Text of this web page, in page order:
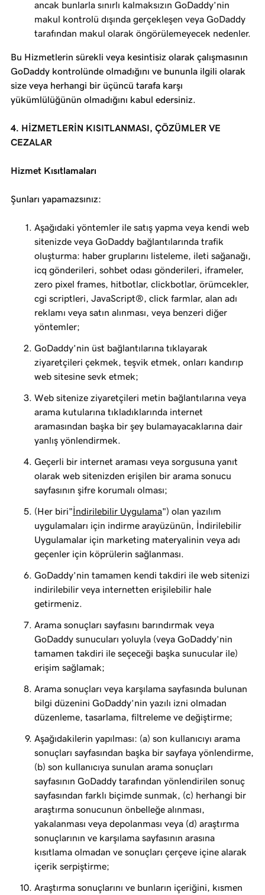
ancak bunlarla sınırlı kalmaksızın GoDaddy’nin
makul kontrolü dışında gerçekleşen veya GoDaddy
tarafından makul olarak öngörülemeyecek nedenler.
Bu Hizmetlerin sürekli veya kesintisiz olarak çalışmasının
GoDaddy kontrolünde olmadığını ve bununla ilgili olarak
size veya herhangi bir üçüncü tarafa karşı
yükümlülüğünün olmadığını kabul edersiniz.
4. HİZMETLERİN KISITLANMASI, ÇÖZÜMLER VE
CEZALAR
Hizmet Kısıtlamaları
Şunları yapamazsınız:
Aşağıdaki yöntemler ile satış yapma veya kendi web
sitenizde veya GoDaddy bağlantılarında trafik
oluşturma: haber gruplarını listeleme, ileti sağanağı,
icq gönderileri, sohbet odası gönderileri, iframeler,
zero pixel frames, hitbotlar, clickbotlar, örümcekler,
cgi scriptleri, JavaScript®, click farmlar, alan adı
reklamı veya satın alınması, veya benzeri diğer
yöntemler;
GoDaddy’nin üst bağlantılarına tıklayarak
ziyaretçileri çekmek, teşvik etmek, onları kandırıp
web sitesine sevk etmek;
Web sitenize ziyaretçileri metin bağlantılarına veya
arama kutularına tıkladıklarında internet
aramasından başka bir şey bulamayacaklarına dair
yanlış yönlendirmek.
Geçerli bir internet araması veya sorgusuna yanıt
olarak web sitenizden erişilen bir arama sonucu
sayfasının şifre korumalı olması;
(Her biri"İndirilebilir Uygulama") olan yazılım
uygulamaları için indirme arayüzünün, İndirilebilir
Uygulamalar için marketing materyalinin veya adı
geçenler için köprülerin sağlanması.
GoDaddy’nin tamamen kendi takdiri ile web sitenizi
indirilebilir veya internetten erişilebilir hale
getirmeniz.
Arama sonuçları sayfasını barındırmak veya
GoDaddy sunucuları yoluyla (veya GoDaddy’nin
tamamen takdiri ile seçeceği başka sunucular ile)
erişim sağlamak;
Arama sonuçları veya karşılama sayfasında bulunan
bilgi düzenini GoDaddy’nin yazılı izni olmadan
düzenleme, tasarlama, filtreleme ve değiştirme;
Aşağıdakilerin yapılması: (a) son kullanıcıyı arama
sonuçları sayfasından başka bir sayfaya yönlendirme,
(b) son kullanıcıya sunulan arama sonuçları
sayfasının GoDaddy tarafından yönlendirilen sonuç
sayfasından farklı biçimde sunmak, (c) herhangi bir
araştırma sonucunun önbelleğe alınması,
yakalanması veya depolanması veya (d) araştırma
sonuçlarının ve karşılama sayfasının arasına
kısıtlama olmadan ve sonuçları çerçeve içine alarak
içerik serpiştirme;
Araştırma sonuçlarını ve bunların içeriğini, kısmen